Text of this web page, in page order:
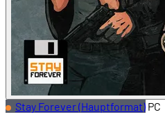
Stay Forever (Hauptformat) PC